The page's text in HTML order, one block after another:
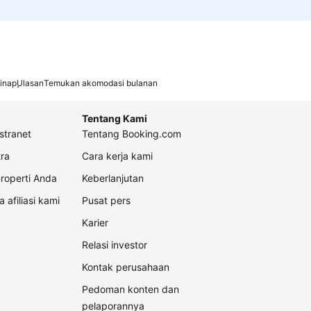
UlasanTemukan akomodasi bulanan
Anda
afiliasi kami
Tentang Kami
Tentang Booking.com
Cara kerja kami
Keberlanjutan
Pusat pers
Karier
Relasi investor
Kontak perusahaan
Pedoman konten dan
pelaporannya